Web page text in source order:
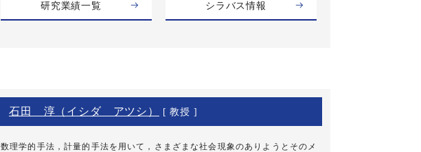
研究業績一覧 シラバス情報
石田 淳（イシダ アツシ） [ 教授 ]
数理学的手法，計量的手法を用いて，さまざまな社会現象のありようとそのメ